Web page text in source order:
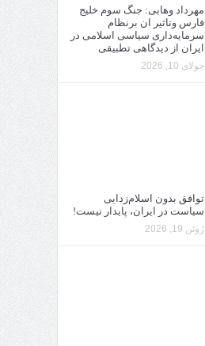
مهرداد وهابی: جنگ سوم خلیج
فارس وتاثیر ان برنظام
سرمایه‌داری سیاسی اسلامی در
ایران از دیدگاهی تطبیقی
جولای 10, 2026
توافق بدون اسلام‌زدایی
سیاست در ایران، پایدار نیست!
ژوئن 19, 2026